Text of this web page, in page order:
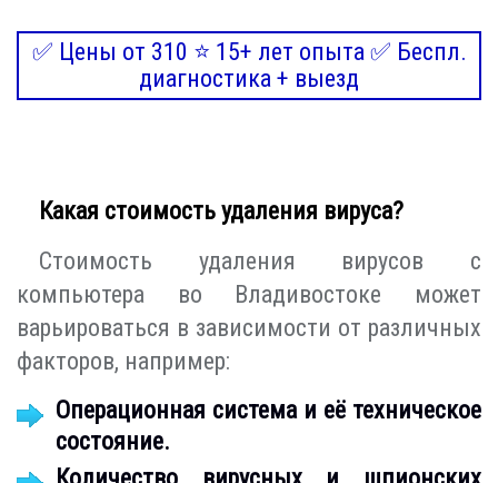
✅ Цены от 310 ⭐ 15+ лет опыта ✅ Беспл.
диагностика + выезд
Какая стоимость удаления вируса?
Стоимость удаления вирусов с
компьютера во Владивостоке может
варьироваться в зависимости от различных
факторов, например:
Операционная система и её техническое
состояние.